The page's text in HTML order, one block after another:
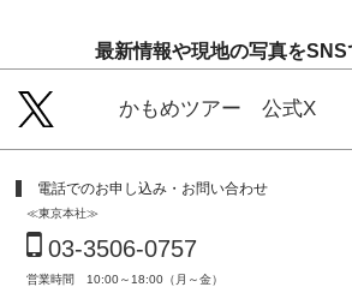
最新情報や現地の写真をSNS
かもめツアー 公式X
電話でのお申し込み・お問い合わせ
≪東京本社≫
03-3506-0757
営業時間 10:00～18:00（月～金）